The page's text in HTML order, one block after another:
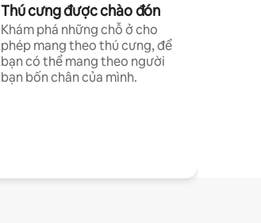
Thú cưng được chào đón
Khám phá những chỗ ở cho
phép mang theo thú cưng, để
bạn có thể mang theo người
bạn bốn chân của mình.